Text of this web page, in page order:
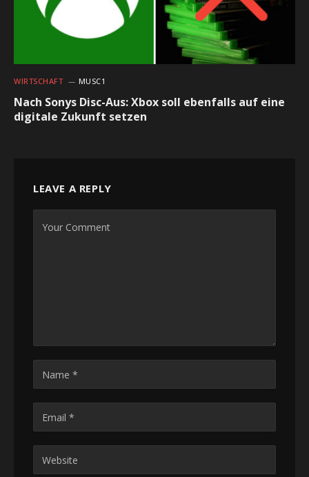
WIRTSCHAFT MUSC1
Nach Sonys Disc-Aus: Xbox soll ebenfalls auf eine
digitale Zukunft setzen
LEAVE A REPLY